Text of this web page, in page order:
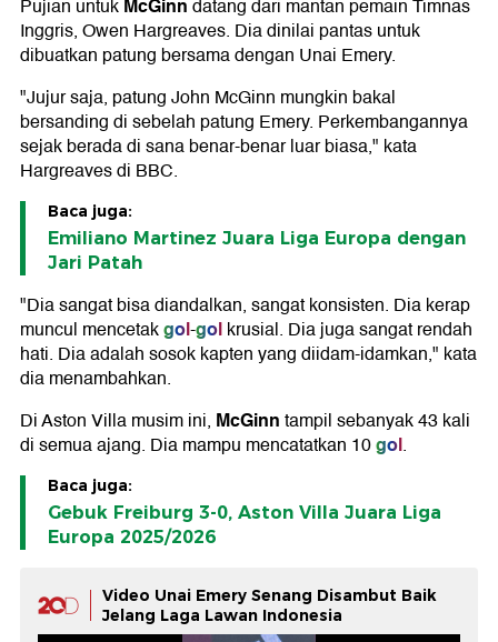
Pujian untuk
datang dari mantan pemain Timnas
Inggris, Owen Hargreaves. Dia dinilai pantas untuk
dibuatkan patung bersama dengan Unai Emery.
"Jujur saja, patung John McGinn mungkin bakal
bersanding di sebelah patung Emery. Perkembangannya
sejak berada di sana benar-benar luar biasa," kata
Hargreaves di BBC.
Baca juga:
Emiliano Martinez Juara Liga Europa dengan
Jari Patah
"Dia sangat bisa diandalkan, sangat konsisten. Dia kerap
muncul mencetakgol-golkrusial. Dia juga sangat rendah
hati. Dia adalah sosok kapten yang diidam-idamkan," kata
dia menambahkan.
Di Aston Villa musim ini, McGinntampil sebanyak 43 kali
di semua ajang. Dia mampu mencatatkan 10gol.
Baca juga:
Gebuk Freiburg 3-0, Aston Villa Juara Liga
Europa 2025/2026
Video Unai Emery Senang Disambut Baik
Jelang Laga Lawan Indonesia